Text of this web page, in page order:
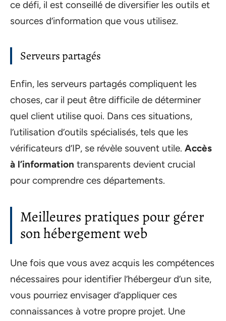
ce défi, il est conseillé de diversifier les outils et
sources d’information que vous utilisez.
Serveurs partagés
Enfin, les serveurs partagés compliquent les
choses, car il peut être difficile de déterminer
quel client utilise quoi. Dans ces situations,
l’utilisation d’outils spécialisés, tels que les
vérificateurs d’IP, se révèle souvent utile. Accès
à l’information transparents devient crucial
pour comprendre ces départements.
Meilleures pratiques pour gérer
son hébergement web
Une fois que vous avez acquis les compétences
nécessaires pour identifier l’hébergeur d’un site,
vous pourriez envisager d’appliquer ces
connaissances à votre propre projet. Une